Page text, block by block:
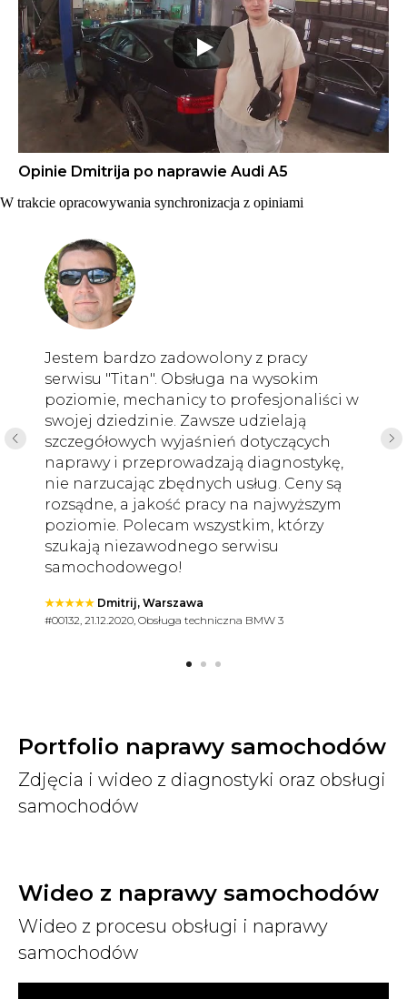
Opinie Dmitrija po naprawie Audi A5
W trakcie opracowywania synchronizacja z opiniami
Jestem bardzo zadowolony z pracy
serwisu "Titan". Obsługa na wysokim
poziomie, mechanicy to profesjonaliści w
swojej dziedzinie. Zawsze udzielają
szczegółowych wyjaśnień dotyczących
naprawy i przeprowadzają diagnostykę,
nie narzucając zbędnych usług. Ceny są
rozsądne, a jakość pracy na najwyższym
poziomie. Polecam wszystkim, którzy
szukają niezawodnego serwisu
samochodowego!
★★★★★ Dmitrij, Warszawa
#00132, 21.12.2020, Obsługa techniczna BMW 3
Portfolio naprawy samochodów
Zdjęcia i wideo z diagnostyki oraz obsługi
samochodów
Wideo z naprawy samochodów
Wideo z procesu obsługi i naprawy
samochodów